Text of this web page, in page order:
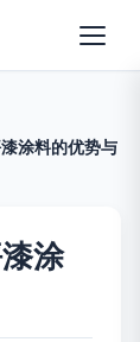
涂料的优势与
涂